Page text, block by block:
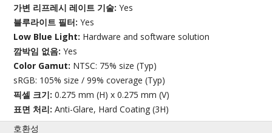
가변 리프레시 레이트 기술:Yes
블루라이트 필터:Yes
Low Blue Light: Hardware and software solution
깜박임 없음:Yes
Color Gamut: NTSC: 75% size (Typ)
sRGB: 105% size / 99% coverage (Typ)
픽셀 크기:0.275 mm (H) x 0.275 mm (V)
표면 처리:Anti-Glare, Hard Coating (3H)
호환성